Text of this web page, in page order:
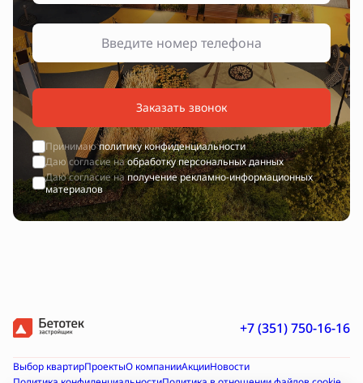
Заказать звонок
Принимаюполитику конфиденциальности
Даю согласие наобработку персональных данных
Даю согласие наполучение рекламно-информационных
материалов
+7 (351) 750-16-16
Выбор квартирПроектыО компанииАкцииНовости